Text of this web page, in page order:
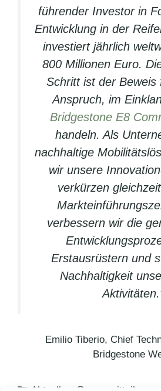
führender Investor in
Entwicklung in der
investiert jährlich
800 Millionen Euro.
Schritt ist der Beweis
Anspruch, im
Bridgestone E8
handeln. Als
nachhaltige
wir unsere
verkürzen
verbessern wir die
Erstausrüstern und
Nachhaltigkeit
Emilio Tiberio, Chief
Bridgestone
Kategorien